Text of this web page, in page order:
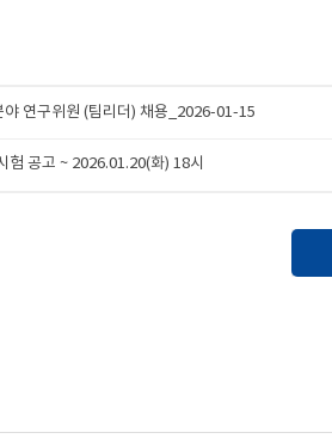
야 연구위원 (팀리더) 채용_2026-01-15
험 공고 ~ 2026.01.20(화) 18시